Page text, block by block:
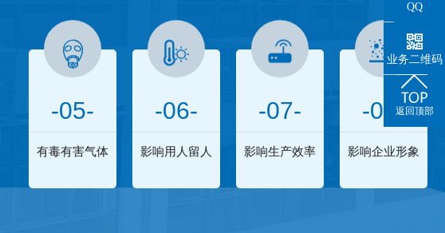
-05-
有毒有害气体
-06-
影响用人留人
-07-
影响生产效率
-08-
影响企业形象
QQ
业务二维码
返回顶部